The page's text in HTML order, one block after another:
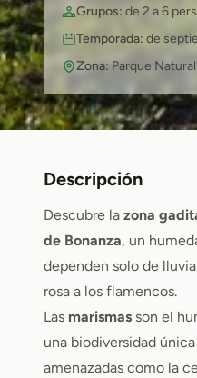
Grupos: de 2 a 6
Temporada: de
Zona: Parque
Descripción
Descubre la zona
de Bonanza, un
dependen solo de
rosa a los flamencos.
Las marismas son el
una biodiversidad
amenazadas como la